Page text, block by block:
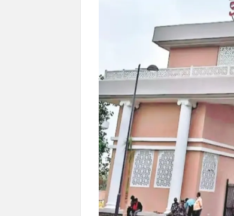
77वें राज्यव्यापी वन महोत्सव में मुख्यमंत्री
मुख्यमंत्री हेमन्त सोरेन को
JPSC आंदोलन: सरकार-छात्र
खराब साइकिलों पर बवाल:
जेपीएससी-जेएसएससी(JPSC) परीक्षा